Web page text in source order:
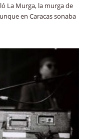
La Murga, la murga de
en Caracas sonaba